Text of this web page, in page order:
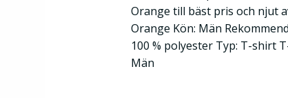
Orange till bäst pris och njut
Orange Kön: Män
100 % polyester Typ: T-shirt
Män